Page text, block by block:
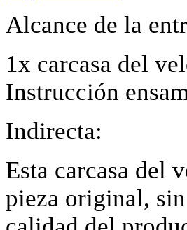
Alcance de la
1x carcasa del
Instrucción
Indirecta:
Esta carcasa del
pieza original,